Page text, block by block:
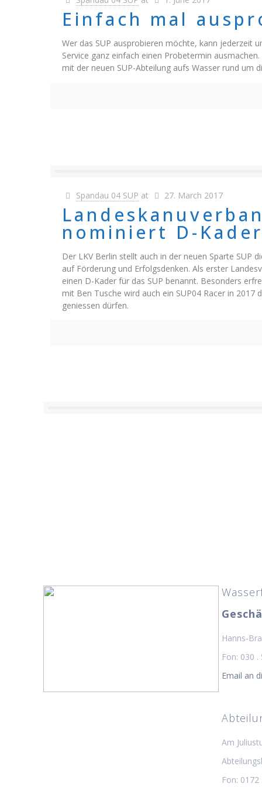
Einfach mal
Wer das SUP ausprobieren möchte, kann jederzeit
Service ganz einfach einen Probetermin
mit der neuen SUP-Abteilung aufs Wasser rund um
Spandau 04 SUP at 27. March 2017
nominiert D-
Der LKV Berlin stellt auch in der neuen Sparte SUP
auf Förderung und Erfolgsdenken. Als erster
einen D-Kader für das SUP benannt. Besonders
mit Ben Tusche wird auch ein SUP04 Racer in 2017
geniessen dürfen.
Hanns-
Fon: 030
Email an
Am
Fon: 0172